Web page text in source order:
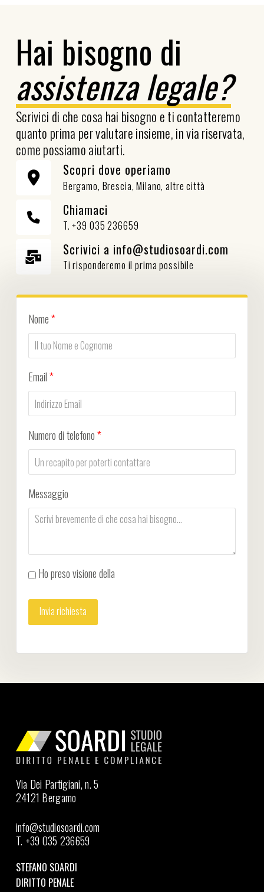
Hai bisogno di
assistenza legale?
Scrivici di che cosa hai bisogno e ti contatteremo
quanto prima per valutare insieme, in via riservata,
come possiamo aiutarti.
Scopri dove operiamo
Bergamo, Brescia, Milano, altre città
Chiamaci
T. +39 035 236659
Scrivici a info@studiosoardi.com
Ti risponderemo il prima possibile
Nome*
Email*
Numero di telefono*
Messaggio
Ho preso visione della
Via Dei Partigiani, n. 5
24121 Bergamo
info@studiosoardi.com
T. +39 035 236659
STEFANO SOARDI
DIRITTO PENALE